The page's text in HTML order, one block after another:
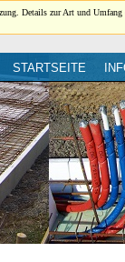
Details zur Art und
STARTSEITE